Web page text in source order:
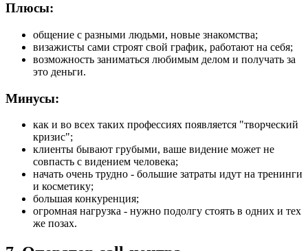
Плюсы:
общение с разными людьми, новые знакомства;
визажисты сами строят свой график, работают на себя;
возможность заниматься любимым делом и получать за
это деньги.
Минусы:
как и во всех таких профессиях появляется "творческий
кризис";
клиенты бывают грубыми, ваше видение может не
совпасть с видением человека;
начать очень трудно - большие затраты идут на тренинги
и косметику;
большая конкуренция;
огромная нагрузка - нужно подолгу стоять в одних и тех
же позах.